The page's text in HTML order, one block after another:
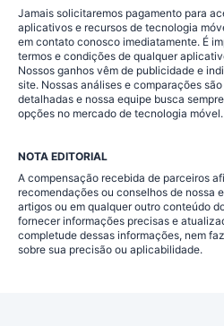
Jamais solicitaremos pagamento para
aplicativos e recursos de tecnologia
em contato conosco imediatamente. É
termos e condições de qualquer
Nossos ganhos vêm de publicidade e
site. Nossas análises e comparações
detalhadas e nossa equipe busca
opções no mercado de tecnologia móvel.
NOTA EDITORIAL
A compensação recebida de parceiros
recomendações ou conselhos de nossa
artigos ou em qualquer outro conteúdo
fornecer informações precisas e
completude dessas informações, nem
sobre sua precisão ou aplicabilidade.